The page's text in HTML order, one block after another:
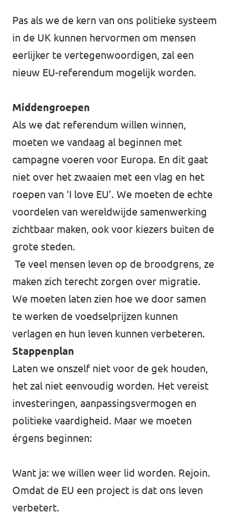
Pas als we de kern van ons politieke systeem
in de UK kunnen hervormen om mensen
eerlijker te vertegenwoordigen, zal een
nieuw EU-referendum mogelijk worden.
Middengroepen
Als we dat referendum willen winnen,
moeten we vandaag al beginnen met
campagne voeren voor Europa. En dit gaat
niet over het zwaaien met een vlag en het
roepen van ‘I love EU’. We moeten de echte
voordelen van wereldwijde samenwerking
zichtbaar maken, ook voor kiezers buiten de
grote steden.
Te veel mensen leven op de broodgrens, ze
maken zich terecht zorgen over migratie.
We moeten laten zien hoe we door samen
te werken de voedselprijzen kunnen
verlagen en hun leven kunnen verbeteren.
Stappenplan
Laten we onszelf niet voor de gek houden,
het zal niet eenvoudig worden. Het vereist
investeringen, aanpassingsvermogen en
politieke vaardigheid. Maar we moeten
érgens beginnen:
Want ja: we willen weer lid worden. Rejoin.
Omdat de EU een project is dat ons leven
verbetert.